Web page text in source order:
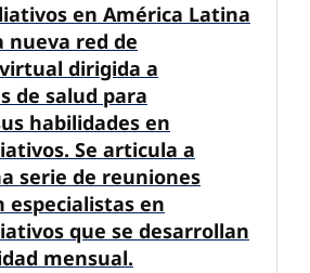
en América Latina
nueva red de
dirigida a
de salud para
habilidades en
Se articula a
serie de reuniones
especialistas en
que se desarrollan
mensual.